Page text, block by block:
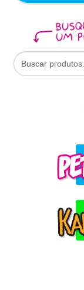
Search
for: